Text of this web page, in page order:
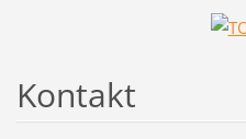
Kontakt